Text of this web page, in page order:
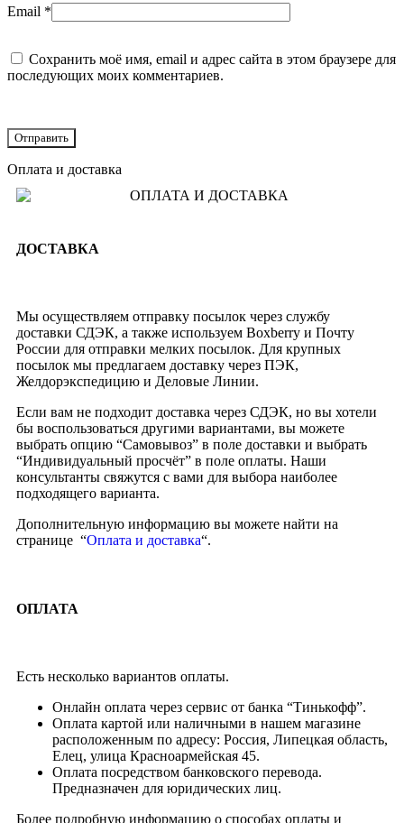
Email *
Сохранить моё имя, email и адрес сайта в этом браузере для
последующих моих комментариев.
Оплата и доставка
ДОСТАВКА
Мы осуществляем отправку посылок через службу
доставки СДЭК, а также используем Boxberry и Почту
России для отправки мелких посылок. Для крупных
посылок мы предлагаем доставку через ПЭК,
Желдорэкспедицию и Деловые Линии.
Если вам не подходит доставка через СДЭК, но вы хотели
бы воспользоваться другими вариантами, вы можете
выбрать опцию “Самовывоз” в поле доставки и выбрать
“Индивидуальный просчёт” в поле оплаты. Наши
консультанты свяжутся с вами для выбора наиболее
подходящего варианта.
Дополнительную информацию вы можете найти на
странице “Оплата и доставка“.
ОПЛАТА
Есть несколько вариантов оплаты.
Онлайн оплата через сервис от банка “Тинькофф”.
Оплата картой или наличными в нашем магазине
расположенным по адресу: Россия, Липецкая область,
Елец, улица Красноармейская 45.
Оплата посредством банковского перевода.
Предназначен для юридических лиц.
Более подробную информацию о способах оплаты и